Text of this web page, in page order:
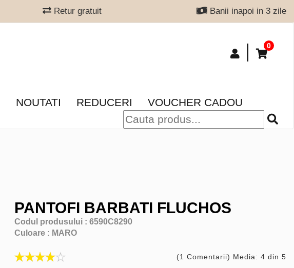
Retur gratuit Banii inapoi in 3 zile
0
NOUTATI REDUCERI VOUCHER CADOU
PANTOFI BARBATI FLUCHOS
Codul produsului : 6590C8290
Culoare : MARO
(1 Comentarii) Media: 4 din 5